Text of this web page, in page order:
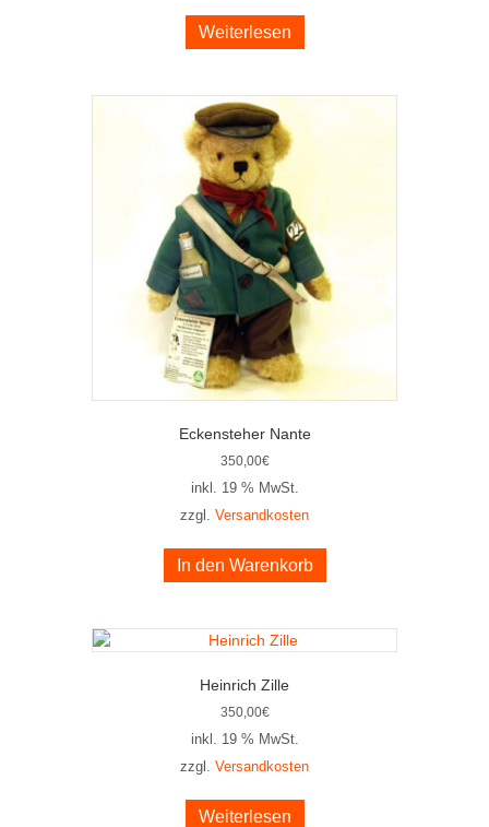
Weiterlesen
Eckensteher Nante
350,00€
inkl. 19 % MwSt.
zzgl. Versandkosten
In den Warenkorb
Heinrich Zille
350,00€
inkl. 19 % MwSt.
zzgl. Versandkosten
Weiterlesen